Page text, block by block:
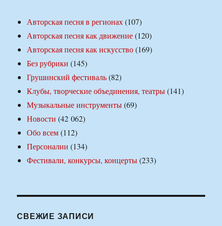
Авторская песня в регионах(107)
Авторская песня как движение(120)
Авторская песня как искусство(169)
Без рубрики (145)
Грушинский фестиваль(82)
Клубы, творческие объединения, театры(141)
Музыкальные инструменты(69)
Новости (42 062)
Обо всем(112)
Персоналии (134)
Фестивали, конкурсы, концерты(233)
СВЕЖИЕ ЗАПИСИ